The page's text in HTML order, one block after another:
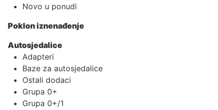
Novo u ponudi
Poklon iznenađenje
Autosjedalice
Adapteri
Baze za autosjedalice
Ostali dodaci
Grupa 0+
Grupa 0+/1